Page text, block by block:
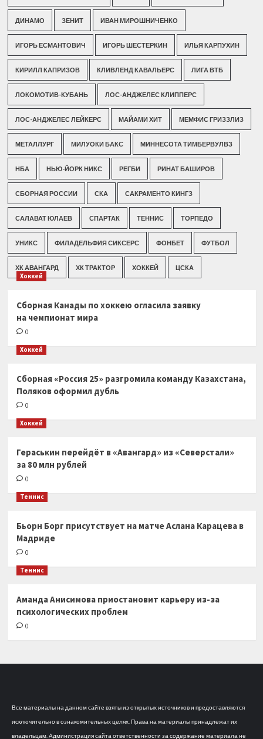
ДИНАМО ЗЕНИТ ИВАН МИРОШНИЧЕНКО
ИГОРЬ ЕСМАНТОВИЧ ИГОРЬ ШЕСТЕРКИН ИЛЬЯ КАРПУХИН
КИРИЛЛ КАПРИЗОВ КЛИВЛЕНД КАВАЛЬЕРС ЛИГА ВТБ
ЛОКОМОТИВ-КУБАНЬ ЛОС-АНДЖЕЛЕС КЛИППЕРС
ЛОС-АНДЖЕЛЕС ЛЕЙКЕРС МАЙАМИ ХИТ МЕМФИС ГРИЗЗЛИЗ
МЕТАЛЛУРГ МИЛУОКИ БАКС МИННЕСОТА ТИМБЕРВУЛВЗ
НБА НЬЮ-ЙОРК НИКС РЕГБИ РИНАТ БАШИРОВ
СБОРНАЯ РОССИИ СКА САКРАМЕНТО КИНГЗ
САЛАВАТ ЮЛАЕВ СПАРТАК ТЕННИС ТОРПЕДО
УНИКС ФИЛАДЕЛЬФИЯ СИКСЕРС ФОНБЕТ ФУТБОЛ
ХК АВАНГАРД ХК ТРАКТОР ХОККЕЙ ЦСКА
Хоккей
Сборная Канады по хоккею огласила заявку
на чемпионат мира
0
Хоккей
Сборная «Россия 25» разгромила команду Казахстана,
Поляков оформил дубль
0
Хоккей
Гераськин перейдёт в «Авангард» из «Северстали»
за 80 млн рублей
0
Теннис
Бьорн Борг присутствует на матче Аслана Карацева в
Мадриде
0
Теннис
Аманда Анисимова приостановит карьеру из-за
психологических проблем
0
Все материалы на данном сайте взяты из открытых источников и предоставляются
исключительно в ознакомительных целях. Права на материалы принадлежат их
владельцам. Администрация сайта ответственности за содержание материала не